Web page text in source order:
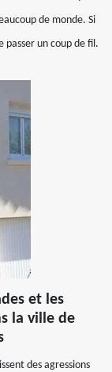
de monde. Si
passer un coup de fil.
et les
la ville de
des agressions